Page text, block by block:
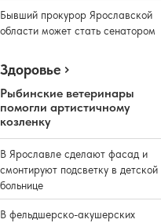
Бывший прокурор Ярославской
области может стать сенатором
Здоровье
Рыбинские ветеринары
помогли артистичному
козленку
В Ярославле сделают фасад и
смонтируют подсветку в детской
больнице
В фельдшерско-акушерских